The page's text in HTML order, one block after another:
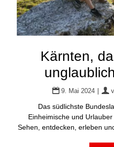
Kärnten,
9. Mai 2024 |
Das südlichste
Einheimische und
Sehen, entdecken, erleben